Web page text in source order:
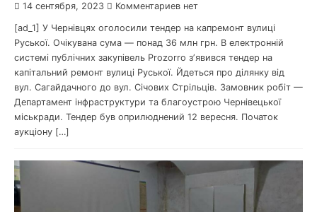
14 сентября, 2023 Комментариев нет
[ad_1] У Чернівцях оголосили тендер на капремонт вулиці
Руської. Очікувана сума — понад 36 млн грн. В електронній
системі публічних закупівель Prozorro зʼявився тендер на
капітальний ремонт вулиці Руської. Йдеться про ділянку від
вул. Сагайдачного до вул. Січових Стрільців. Замовник робіт —
Департамент інфраструктури та благоустрою Чернівецької
міськради. Тендер був оприлюднений 12 вересня. Початок
аукціону […]